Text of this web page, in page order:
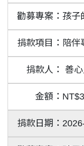
孩子
陪伴
善